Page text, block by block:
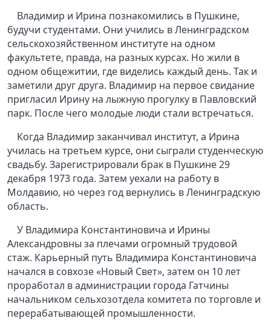
Владимир и Ирина познакомились в Пушкине,
будучи студентами. Они учились в Ленинградском
сельскохозяйственном институте на одном
факультете, правда, на разных курсах. Но жили в
одном общежитии, где виделись каждый день. Так и
заметили друг друга. Владимир на первое свидание
пригласил Ирину на лыжную прогулку в Павловский
парк. После чего молодые люди стали встречаться.
Когда Владимир заканчивал институт, а Ирина
училась на третьем курсе, они сыграли студенческую
свадьбу. Зарегистрировали брак в Пушкине 29
декабря 1973 года. Затем уехали на работу в
Молдавию, но через год вернулись в Ленинградскую
область.
У Владимира Константиновича и Ирины
Александровны за плечами огромный трудовой
стаж. Карьерный путь Владимира Константиновича
начался в совхозе «Новый Свет», затем он 10 лет
проработал в администрации города Гатчины
начальником сельхозотдела комитета по торговле и
перерабатывающей промышленности.